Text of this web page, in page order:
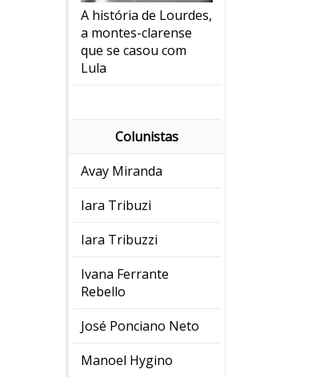
A história de Lourdes,
a montes-clarense
que se casou com
Lula
Colunistas
Avay Miranda
Iara Tribuzi
Iara Tribuzzi
Ivana Ferrante
Rebello
José Ponciano Neto
Manoel Hygino